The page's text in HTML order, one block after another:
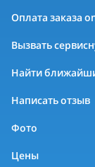
Оплата заказа
Вызвать
Найти
Написать отзыв
Фото
Цены